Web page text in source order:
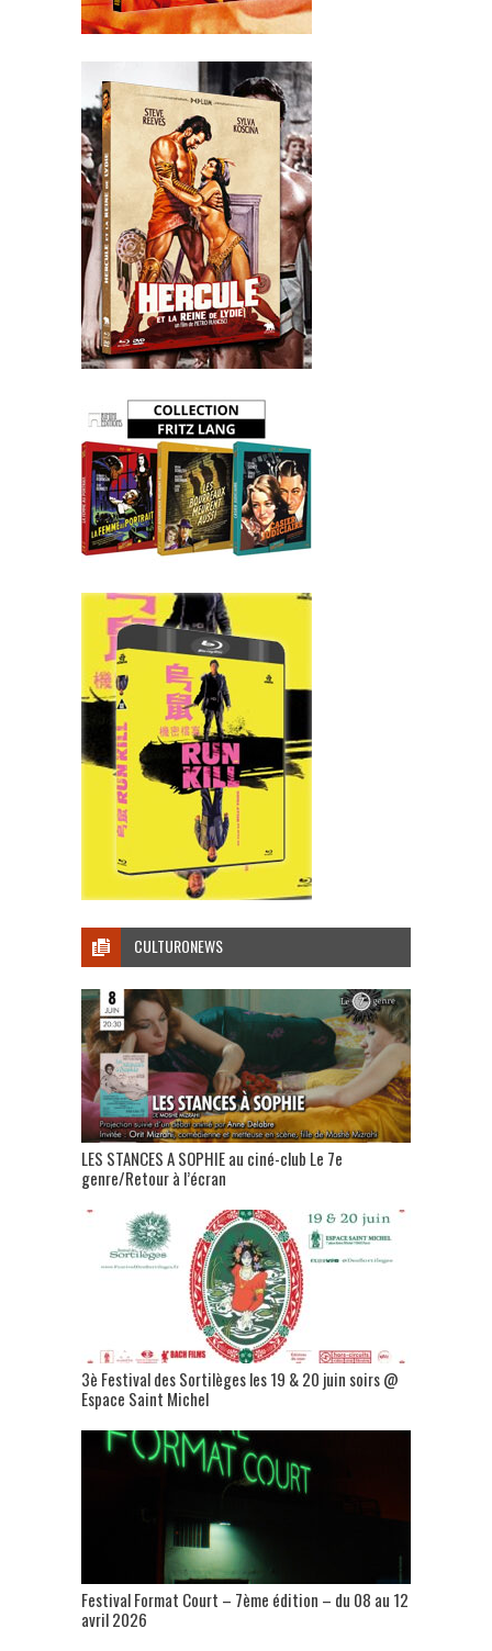
CULTURONEWS
LES STANCES A SOPHIE au ciné-club Le 7e
genre/Retour à l’écran
3è Festival des Sortilèges les 19 & 20 juin soirs @
Espace Saint Michel
Festival Format Court – 7ème édition – du 08 au 12
avril 2026